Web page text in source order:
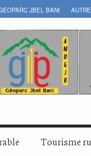
JBEL BANI
Tourisme